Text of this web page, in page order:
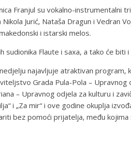
Franjul su vokalno-instrumentalni
Jurić, Nataša Dragun i Vedran
i istarski melos.
sudionika Flaute i saxa, a tako će biti
najavljuje atraktivan
Grada Pula-Pola –
– Upravnog odjela za kulturu i
i „Za mir“ i ove godine okuplja
bez pomoći prijatelja, među